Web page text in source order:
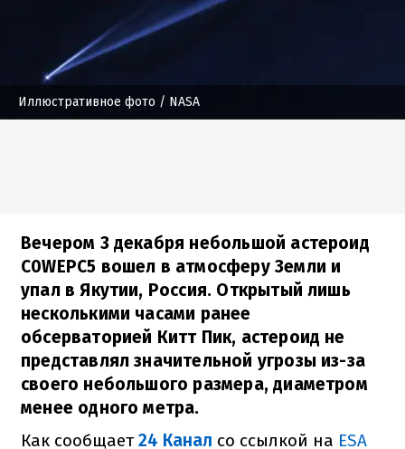
Иллюстративное фото / NASA
Вечером 3 декабря небольшой астероид
C0WEPC5 вошел в атмосферу Земли и
упал в Якутии, Россия. Открытый лишь
несколькими часами ранее
обсерваторией Китт Пик, астероид не
представлял значительной угрозы из-за
своего небольшого размера, диаметром
менее одного метра.
Как сообщает24 Канал со ссылкой на ESA